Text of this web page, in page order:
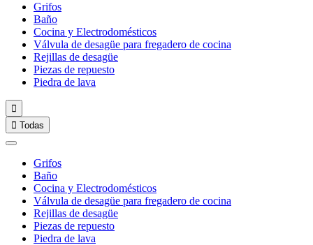
Grifos
Baño
Cocina y Electrodomésticos
Válvula de desagüe para fregadero de cocina
Rejillas de desagüe
Piezas de repuesto
Piedra de lava

 Todas
Grifos
Baño
Cocina y Electrodomésticos
Válvula de desagüe para fregadero de cocina
Rejillas de desagüe
Piezas de repuesto
Piedra de lava